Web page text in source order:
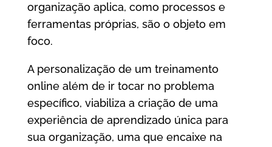
organização aplica, como processos e
ferramentas próprias, são o objeto em
foco.
A personalização de um treinamento
online além de ir tocar no problema
específico, viabiliza a criação de uma
experiência de aprendizado única para
sua organização, uma que encaixe na